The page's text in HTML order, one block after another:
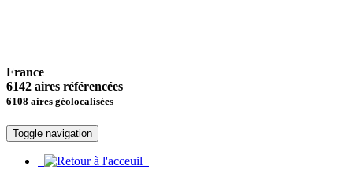
France
6142 aires référencées
6108 aires géolocalisées
Toggle navigation